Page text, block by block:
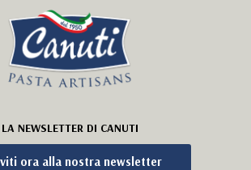
LA NEWSLETTER DI CANUTI
ora alla nostra newsletter